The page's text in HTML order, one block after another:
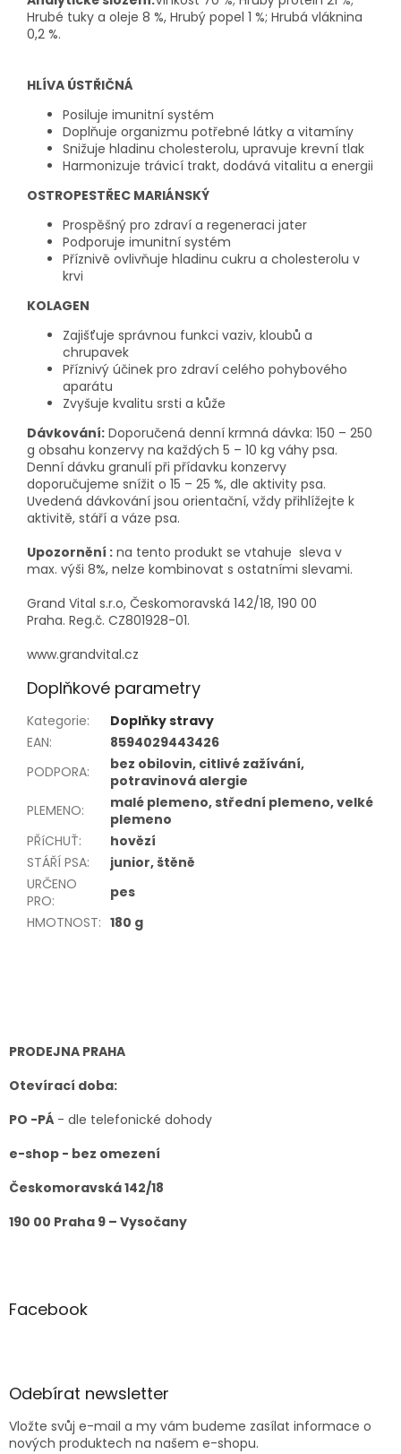
Hrubé tuky a oleje 8 %, Hrubý popel 1 %; Hrubá vláknina
0,2 %.
HLÍVA ÚSTŘIČNÁ
Posiluje imunitní systém
Doplňuje organizmu potřebné látky a vitamíny
Snižuje hladinu cholesterolu, upravuje krevní tlak
Harmonizuje trávicí trakt, dodává vitalitu a energii
OSTROPESTŘEC MARIÁNSKÝ
Prospěšný pro zdraví a regeneraci jater
Podporuje imunitní systém
Příznivě ovlivňuje hladinu cukru a cholesterolu v
krvi
KOLAGEN
Zajišťuje správnou funkci vaziv, kloubů a
chrupavek
Příznivý účinek pro zdraví celého pohybového
aparátu
Zvyšuje kvalitu srsti a kůže
Dávkování: Doporučená denní krmná dávka: 150 – 250
g obsahu konzervy na každých 5 – 10 kg váhy psa.
Denní dávku granulí při přídavku konzervy
doporučujeme snížit o 15 – 25 %, dle aktivity psa.
Uvedená dávkování jsou orientační, vždy přihlížejte k
aktivitě, stáří a váze psa.
Upozornění : na tento produkt se vtahuje sleva v
max. výši 8%, nelze kombinovat s ostatními slevami.
Grand Vital s.r.o, Českomoravská 142/18, 190 00
Praha. Reg.č. CZ801928-01.
www.grandvital.cz
Doplňkové parametry
Kategorie:
Doplňky stravy
EAN:
8594029443426
PODPORA:
bez obilovin, citlivé zažívání,
potravinová alergie
PLEMENO:
malé plemeno, střední plemeno, velké
plemeno
PŘíCHUŤ:
hovězí
STÁŘÍ PSA:
junior, štěně
URČENO
PRO:
pes
HMOTNOST: 180 g
PRODEJNA PRAHA
Otevírací doba:
PO -PÁ - dle telefonické dohody
e-shop - bez omezení
Českomoravská 142/18
190 00 Praha 9 – Vysočany
Facebook
Odebírat newsletter
Vložte svůj e-mail a my vám budeme zasílat informace o
nových produktech na našem e-shopu.